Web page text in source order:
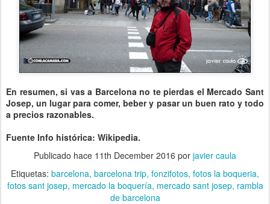
En resumen, si vas a Barcelona no te pierdas el Mercado Sant
Josep, un lugar para comer, beber y pasar un buen rato y todo
a precios razonables.
Fuente Info histórica: Wikipedia.
Publicado hace 11th December 2016 por javier caula
Etiquetas: barcelona barcelona trip fonzifotos fotos la boqueria
fotos sant josep mercado la boquería mercado sant josep rambla
de barcelona